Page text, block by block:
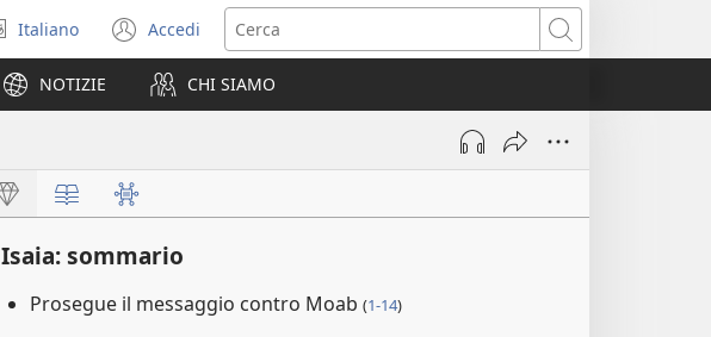
Seleziona
la
lingua
Italiano Accedi
(apre
una
nuova
finestra)
Cerca
NOTIZIE CHI SIAMO
Isaia: sommario
Prosegue il messaggio contro Moab (1-14)